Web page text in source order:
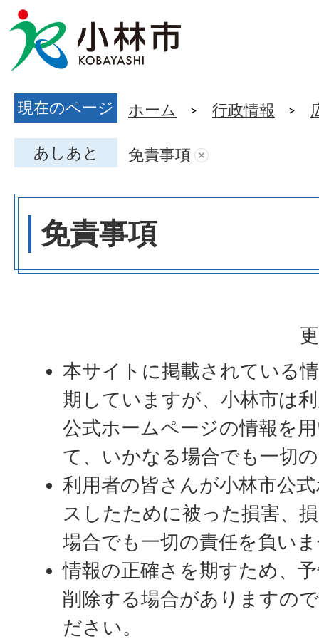
現在のページ ホーム 行政情報
あしあと 免責事項
免責事項
本サイトに掲載されている
期していますが、小林市は
公式ホームページの情報を
て、いかなる場合でも一切
利用者の皆さんが小林市公
スしたために被った損害、
場合でも一切の責任を負い
情報の正確さを期すため、
削除する場合がありますの
ださい。